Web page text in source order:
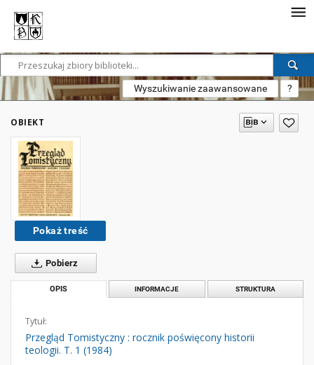
Wyszukiwanie zaawansowane ?
OBIEKT
Pokaż treść
Pobierz
OPIS INFORMACJE STRUKTURA
Tytuł:
Przegląd Tomistyczny : rocznik poświęcony historii
teologii. T. 1 (1984)